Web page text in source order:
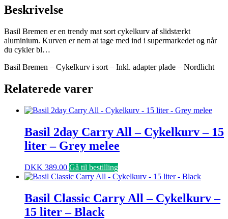
Beskrivelse
Basil Bremen er en trendy mat sort cykelkurv af slidstærkt
aluminium. Kurven er nem at tage med ind i supermarkedet og når
du cykler bl…
Basil Bremen – Cykelkurv i sort – Inkl. adapter plade – Nordlicht
Relaterede varer
Basil 2day Carry All – Cykelkurv – 15
liter – Grey melee
DKK 389.00 Gå til bestilling
Basil Classic Carry All – Cykelkurv –
15 liter – Black